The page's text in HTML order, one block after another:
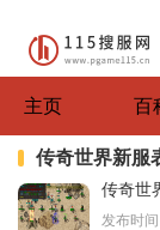
主页 百
传奇世界新服
传奇世
发布时